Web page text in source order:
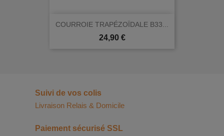
COURROIE TRAPÉZOÏDALE B33...
Prix
24,90 €
Suivi de vos colis
Livraison Relais & Domicile
Paiement sécurisé SSL